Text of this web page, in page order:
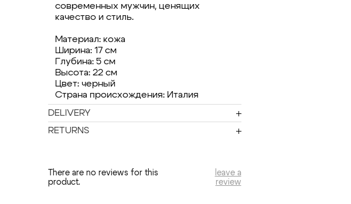
современных мужчин, ценящих
качество и стиль.
Материал: кожа
Ширина: 17 см
Глубина: 5 см
Высота: 22 см
Цвет: черный
Страна происхождения: Италия
DELIVERY
RETURNS
There are no reviews for this
product.
leave a
review